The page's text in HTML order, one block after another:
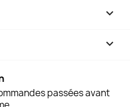

keyboard_arrow_down
passées avant